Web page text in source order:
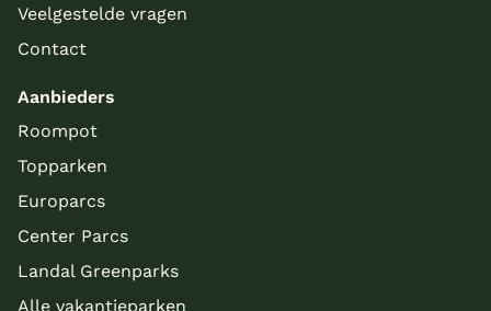
Veelgestelde vragen
Contact
Aanbieders
Roompot
Topparken
Europarcs
Center Parcs
Landal Greenparks
Alle vakantieparken